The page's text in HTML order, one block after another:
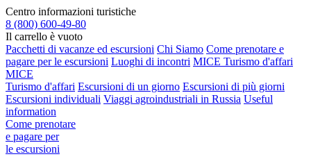
Centro informazioni turistiche
8 (800) 600-49-80
Il carrello è vuoto
Pacchetti di vacanze ed escursioni Chi Siamo Come prenotare e
pagare per le escursioni Luoghi di incontri MICE Turismo d'affari
MICE
Turismo d'affari Escursioni di un giorno Escursioni di più giorni
Escursioni individuali Viaggi agroindustriali in Russia Useful
information
Come prenotare
e pagare per
le escursioni